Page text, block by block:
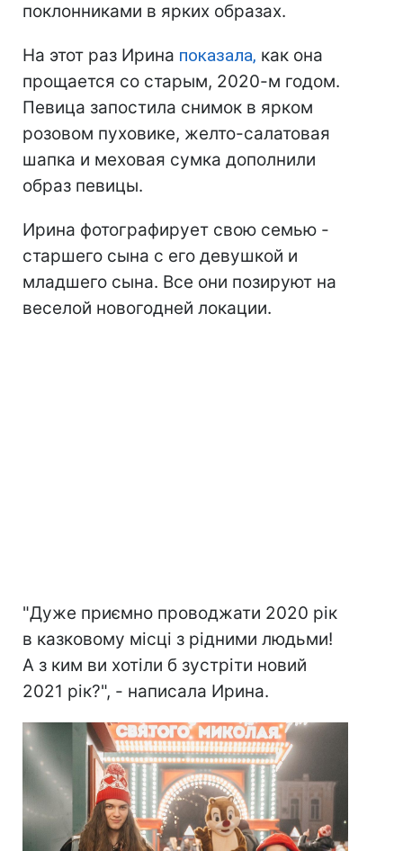
поклонниками в ярких образах.
На этот раз Ирина показала, как она
прощается со старым, 2020-м годом.
Певица запостила снимок в ярком
розовом пуховике, желто-салатовая
шапка и меховая сумка дополнили
образ певицы.
Ирина фотографирует свою семью -
старшего сына с его девушкой и
младшего сына. Все они позируют на
веселой новогодней локации.
"Дуже приємно проводжати 2020 рік
в казковому місці з рідними людьми!
А з ким ви хотіли б зустріти новий
2021 рік?", - написала Ирина.